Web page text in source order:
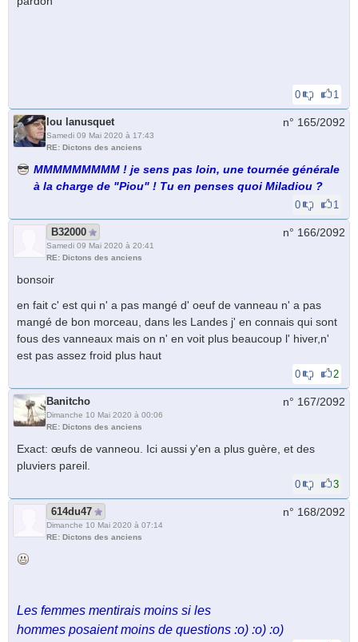
0 1
lou lanusquet
Samedi 09 Mai 2020 à 17:43
RE: Dictons des anciens
n° 165/2092
MMMMMMMMM ! je sens pas loin, une tournée générale
à la charge de "Piou" ! Tu en penses quoi Miladiou ?
0 1
B32000
Samedi 09 Mai 2020 à 20:41
RE: Dictons des anciens
n° 166/2092
bonsoir
en fait c' est qui n' a pas mangé d' oeuf de vanneau n' a pas
mangé de bon morceau, dans les Landes j' en connais qui sont
fous des vanneaux mais on n' en voit plus beaucoup l' hiver,n'
est pas assez froid plus haut
0 2
Banitcho
Dimanche 10 Mai 2020 à 00:06
RE: Dictons des anciens
n° 167/2092
Exact: œufs de vanneou. Ici aussi y'en a plus guère, et des
pluviers pareil.
0 3
614du47
Dimanche 10 Mai 2020 à 07:14
RE: Dictons des anciens
n° 168/2092
Les femmes mentirais moins si les
hommes posaient moins de questions :o) :o) :o)